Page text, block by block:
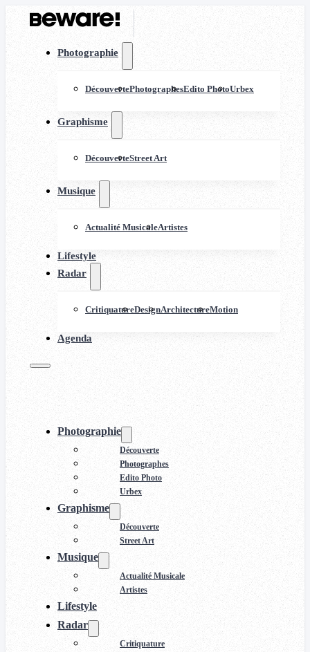
Photographie
DécouvertePhotographesEdito PhotoUrbex
Graphisme
DécouverteStreet Art
Musique
Actualité MusicaleArtistes
Lifestyle
Radar
CritiquatureDesignArchitectureMotion
Agenda
Photographie
Découverte
Photographes
Edito Photo
Urbex
Graphisme
Découverte
Street Art
Musique
Actualité Musicale
Artistes
Lifestyle
Radar
Critiquature